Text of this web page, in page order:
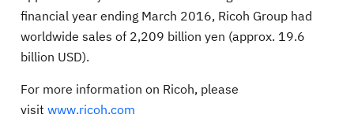
financial year ending March 2016, Ricoh Group had
worldwide sales of 2,209 billion yen (approx. 19.6
billion USD).
For more information on Ricoh, please
visit www.ricoh.com